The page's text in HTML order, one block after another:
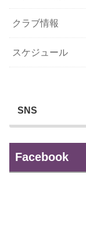
クラブ情報
スケジュール
SNS
Facebook